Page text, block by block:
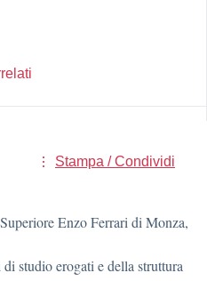
Stampa / Condividi
Enzo Ferrari di Monza,
studio erogati e della struttura